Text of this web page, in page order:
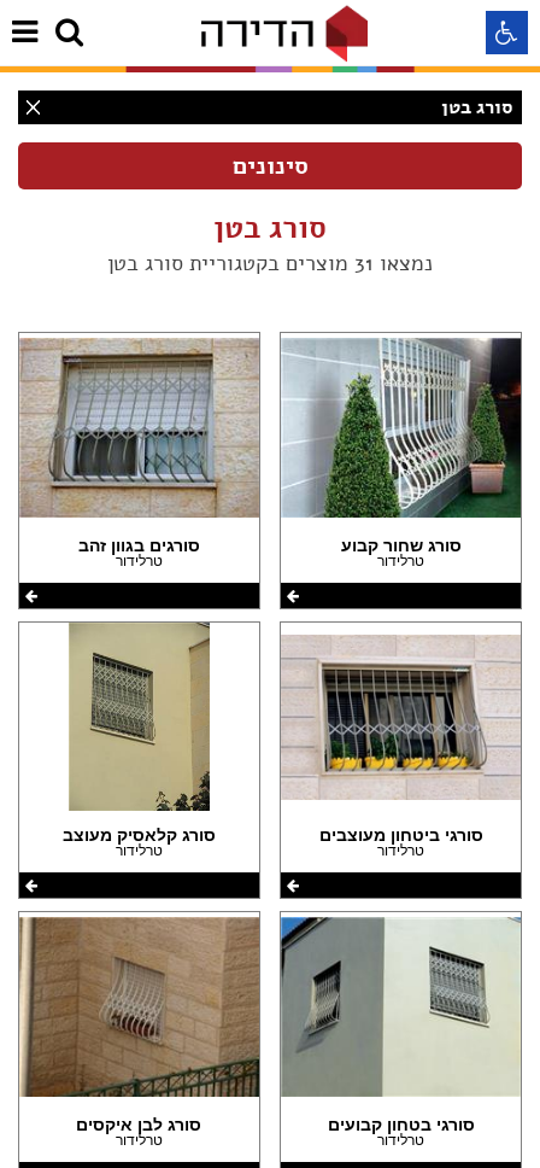
סורג בטן
(31)
(30)
(31)
(1)
סורג בטן
נמצאו 31 מוצרים בקטגוריית סורג בטן
סורג שחור קבוע
טרלידור
סורגים בגוון זהב
טרלידור
סורגי ביטחון מעוצבים
טרלידור
סורג קלאסיק מעוצב
טרלידור
סורגי בטחון קבועים
טרלידור
סורג לבן איקסים
טרלידור
התאמה לקורא מסך
התאמה לכבדי ראיה
תצוגה רגילה
הדגשת קישורים
Aא Aא Aא